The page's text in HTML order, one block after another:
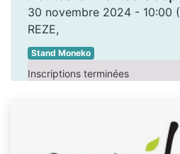
30 novembre 2024 - 10:00 (
REZE,
Stand Moneko
Inscriptions terminées